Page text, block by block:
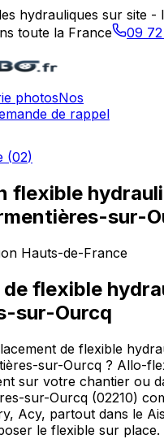
hydrauliques sur site -
toute la France
09
photosNos
de rappel
(02)
flexible
sur-
Hauts-de-France
de flexible
sur-Ourcq
de flexible
sur-Ourcq ? Allo-
sur votre chantier ou
sur-Ourcq (02210)
Acy, partout dans le
le flexible sur place.